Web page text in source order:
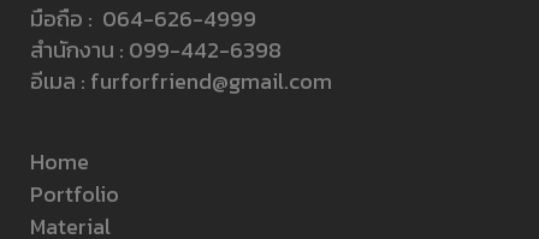
มือถือ : 064-626-4999
สำนักงาน : 099-442-6398
อีเมล : furforfriend@gmail.com
Home
Portfolio
Material